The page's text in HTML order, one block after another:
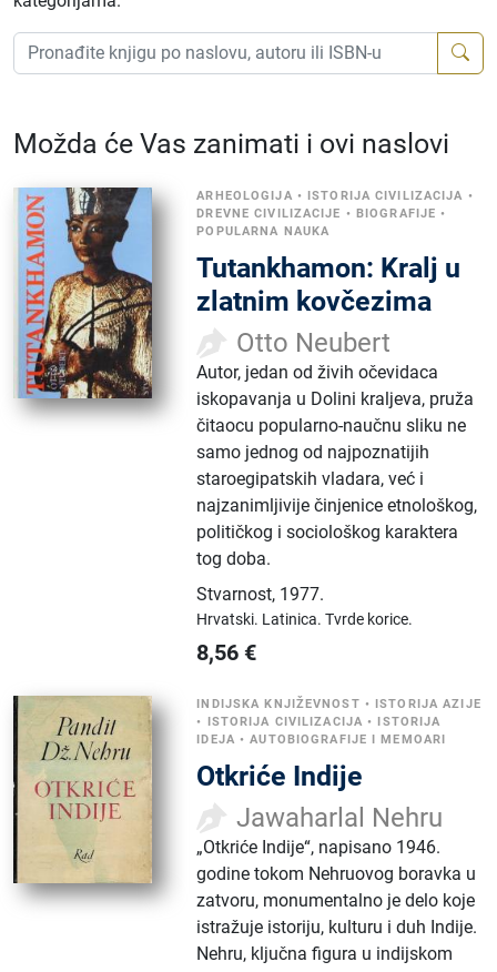
Možda će Vas zanimati i ovi naslovi
ARHEOLOGIJA • ISTORIJA CIVILIZACIJA •
DREVNE CIVILIZACIJE • BIOGRAFIJE •
POPULARNA NAUKA
Tutankhamon: Kralj u
zlatnim kovčezima
Otto Neubert
Autor, jedan od živih očevidaca
iskopavanja u Dolini kraljeva, pruža
čitaocu popularno-naučnu sliku ne
samo jednog od najpoznatijih
staroegipatskih vladara, već i
najzanimljivije činjenice etnološkog,
političkog i sociološkog karaktera
tog doba.
Stvarnost, 1977.
Hrvatski. Latinica.Tvrde korice.
8,56 €
INDIJSKA KNJIŽEVNOST • ISTORIJA AZIJE
• ISTORIJA CIVILIZACIJA • ISTORIJA
IDEJA •AUTOBIOGRAFIJE I MEMOARI
Otkriće Indije
Jawaharlal Nehru
„Otkriće Indije“, napisano 1946.
godine tokom Nehruovog boravka u
zatvoru, monumentalno je delo koje
istražuje istoriju, kulturu i duh Indije.
Nehru, ključna figura u indijskom